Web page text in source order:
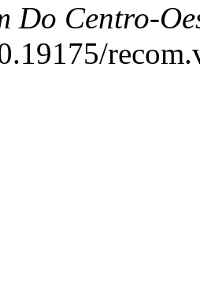
Do Centro-